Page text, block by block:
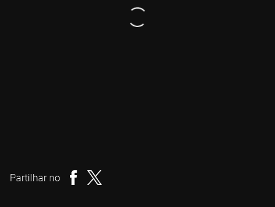
Partilhar no